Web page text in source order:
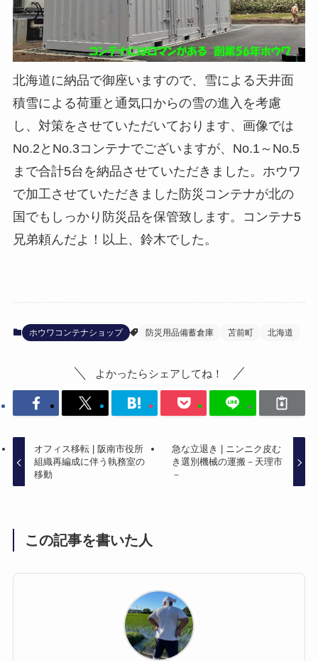
北海道に納品で御座いますので、雪による天井面
積雪による荷重と通気口からの雪の進入を考慮
し、対策をさせていただいております、画像では
No.2とNo.3コンテナでございますが、No.1～No.5
まで合計5台を納品させていただきました。ホウワ
で加工させていただきました防災コンテナが北の
国でもしっかり防災品を保管致します。コンテナ5
兄弟頼んだよ！以上、鈴木でした。
ホウワコンテナショップ 防災用品備蓄倉庫 苫前町 北海道
よかったらシェアしてね！
オフィス移転 | 阪南市役所
組織再編成に伴う執務室の
移動
急な立退き | ニンニク皮む
き選別機械の運搬－天理市
－
この記事を書いた人